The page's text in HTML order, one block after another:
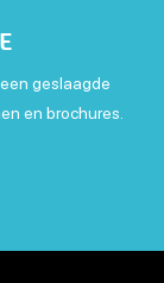
geslaagde
en brochures.